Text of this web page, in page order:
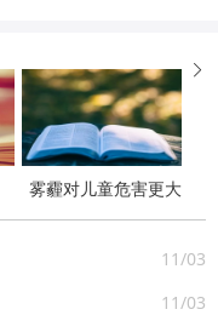

雾霾对儿童危害更大
11/03
11/03